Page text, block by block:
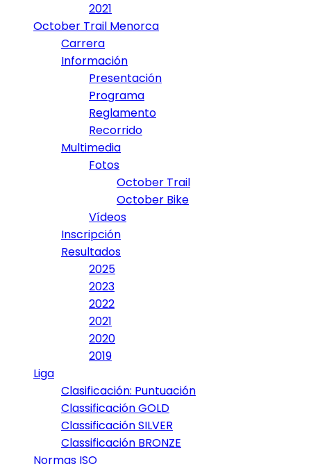
2021
October Trail Menorca
Carrera
Información
Presentación
Programa
Reglamento
Recorrido
Multimedia
Fotos
October Trail
October Bike
Vídeos
Inscripción
Resultados
2025
2023
2022
2021
2020
2019
Liga
Clasificación: Puntuación
Classificación GOLD
Classificación SILVER
Classificación BRONZE
Normas ISO